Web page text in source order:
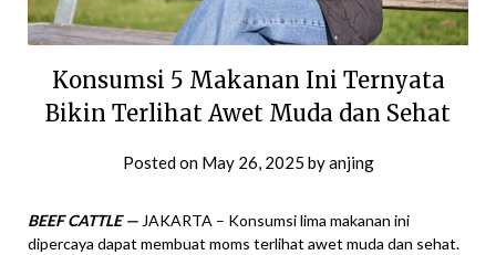
Konsumsi 5 Makanan Ini Ternyata
Bikin Terlihat Awet Muda dan Sehat
Posted on May 26, 2025 byanjing
BEEF CATTLE — JAKARTA – Konsumsi lima makanan ini
dipercaya dapat membuat moms terlihat awet muda dan sehat.